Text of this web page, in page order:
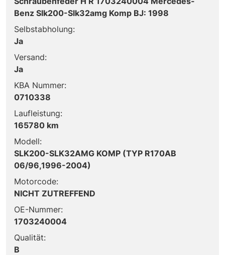
Benz Slk200-Slk32amg Komp BJ: 1998
Selbstabholung:
Ja
Versand:
Ja
KBA Nummer:
0710338
Laufleistung:
165780 km
Modell:
SLK200-SLK32AMG KOMP (TYP R170AB
06/96,1996-2004)
Motorcode:
NICHT ZUTREFFEND
OE-Nummer:
1703240004
Qualität:
B